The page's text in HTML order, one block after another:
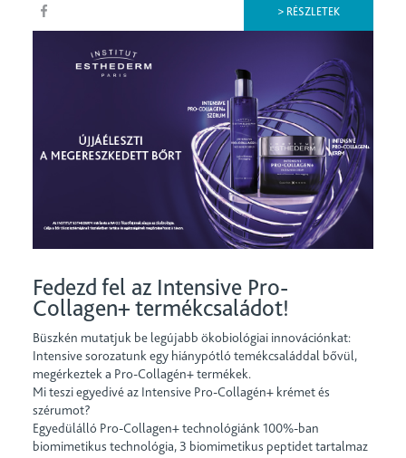
> RÉSZLETEK
Fedezd fel az Intensive Pro-
Collagen+ termékcsaládot!
Büszkén mutatjuk be legújabb ökobiológiai innovációnkat:
Intensive sorozatunk egy hiánypótló temékcsaláddal bővül,
megérkeztek a Pro-Collagén+ termékek.
Mi teszi egyedivé az Intensive Pro-Collagén+ krémet és
szérumot?
Egyedülálló Pro-Collagen+ technológiánk 100%-ban
biomimetikus technológia, 3 biomimetikus peptidet tartalmaz